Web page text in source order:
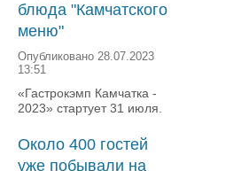
блюда "Камчатского
меню"
Опубликовано 28.07.2023
13:51
«Гастрокэмп Камчатка -
2023» стартует 31 июля.
Около 400 гостей
уже побывали на